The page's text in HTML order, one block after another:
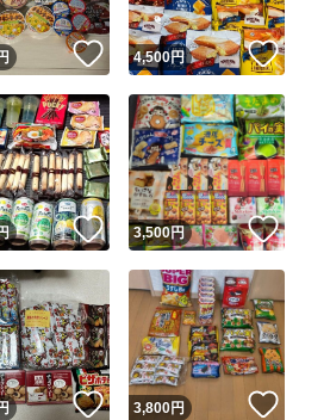
ユーザーの実績につ
マが定めた一定の基準を満たしたユーザー
品者
出品者 Yahoo!フリマの基準をクリア
績◯+ このユーザーはYahoo!フリマ
マ実績◯+ このユーザーは他フリマサー
この商品の情報をコピ
画像の無断転載は禁止されています
ーは1商品につき1回です
出品ページへ
いいね！
4,500円 いい
いいね！
3,500円 いい
いいね！
3,800円